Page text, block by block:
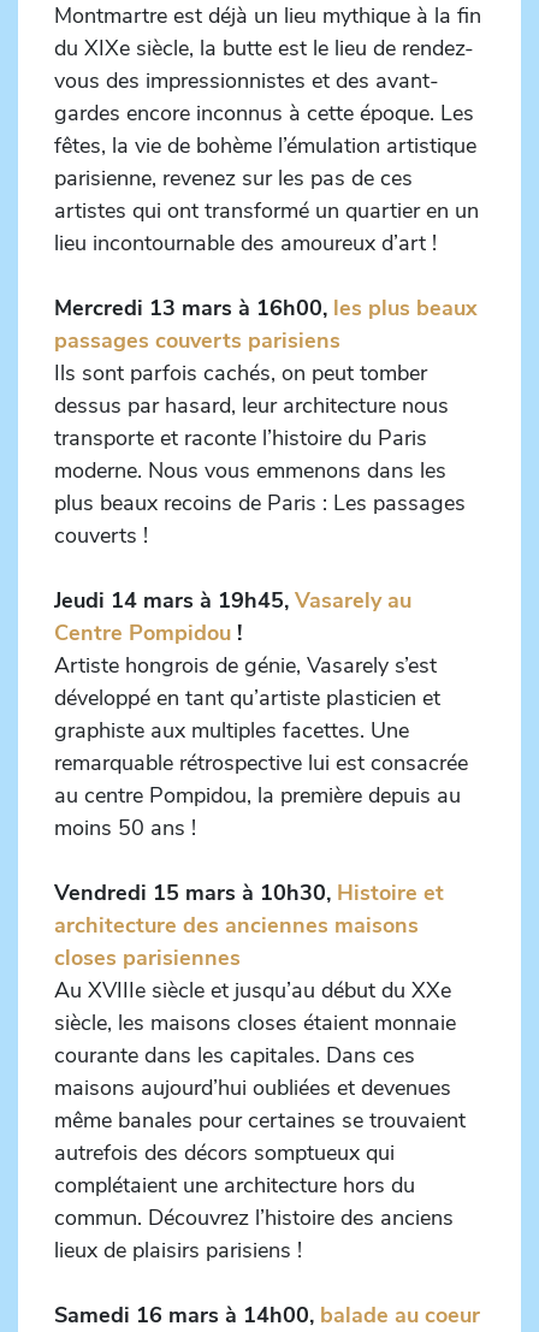
Montmartre est déjà un lieu mythique à la fin
du XIXe siècle, la butte est le lieu de rendez-
vous des impressionnistes et des avant-
gardes encore inconnus à cette époque. Les
fêtes, la vie de bohème l’émulation artistique
parisienne, revenez sur les pas de ces
artistes qui ont transformé un quartier en un
lieu incontournable des amoureux d’art !
Mercredi 13 mars à 16h00, les plus beaux
passages couverts parisiens
Ils sont parfois cachés, on peut tomber
dessus par hasard, leur architecture nous
transporte et raconte l’histoire du Paris
moderne. Nous vous emmenons dans les
plus beaux recoins de Paris : Les passages
couverts !
Jeudi 14 mars à 19h45, Vasarely au
Centre Pompidou !
Artiste hongrois de génie, Vasarely s’est
développé en tant qu’artiste plasticien et
graphiste aux multiples facettes. Une
remarquable rétrospective lui est consacrée
au centre Pompidou, la première depuis au
moins 50 ans !
Vendredi 15 mars à 10h30, Histoire et
architecture des anciennes maisons
closes parisiennes
Au XVIIIe siècle et jusqu’au début du XXe
siècle, les maisons closes étaient monnaie
courante dans les capitales. Dans ces
maisons aujourd’hui oubliées et devenues
même banales pour certaines se trouvaient
autrefois des décors somptueux qui
complétaient une architecture hors du
commun. Découvrez l’histoire des anciens
lieux de plaisirs parisiens !
Samedi 16 mars à 14h00, balade au coeur